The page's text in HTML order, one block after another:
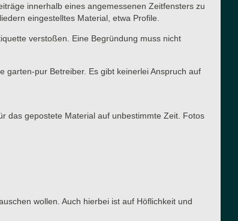
innerhalb eines angemessenen Zeitfensters zu
eingestelltes Material, etwa Profile.
verstoßen. Eine Begründung muss nicht
garten-pur Betreiber. Es gibt keinerlei Anspruch auf
das gepostete Material auf unbestimmte Zeit. Fotos
wollen. Auch hierbei ist auf Höflichkeit und